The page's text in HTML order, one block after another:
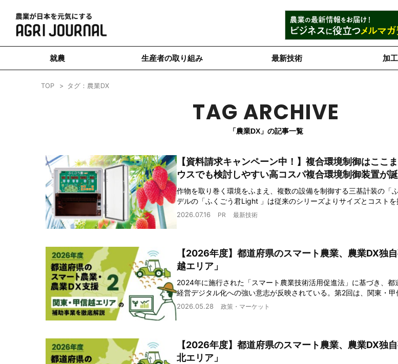
就農 生産者の取り組み 最新技術 加
TOP タグ：農業DX
TAG ARCHIVE
「農業DX」の記事一覧
【資料請求キャンペーン中！】複合環境制御はここ
ウスでも検討しやすい高コスパ複合環境制御装置が
作物を取り巻く環境をふまえ、複数の設備を制御する三基計装の「
デルの「ふくごう君Light 」は従来のシリーズよりサイズとコスト
2026.07.16 PR 最新技術
【2026年度】都道府県のスマート農業、農業DX
越エリア」
2024年に施行された「スマート農業技術活用促進法」に基づき、
経営デジタル化への強い意志が反映されている。第2回は、関東・
2026.05.28 政策・マーケット
【2026年度】都道府県のスマート農業、農業DX
北エリア」